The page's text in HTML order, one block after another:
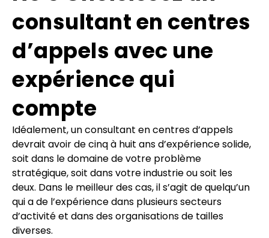
consultant en centres
d’appels avec une
expérience qui
compte
Idéalement, un consultant en centres d’appels
devrait avoir de cinq à huit ans d’expérience solide,
soit dans le domaine de votre problème
stratégique, soit dans votre industrie ou soit les
deux. Dans le meilleur des cas, il s’agit de quelqu’un
qui a de l’expérience dans plusieurs secteurs
d’activité et dans des organisations de tailles
diverses.